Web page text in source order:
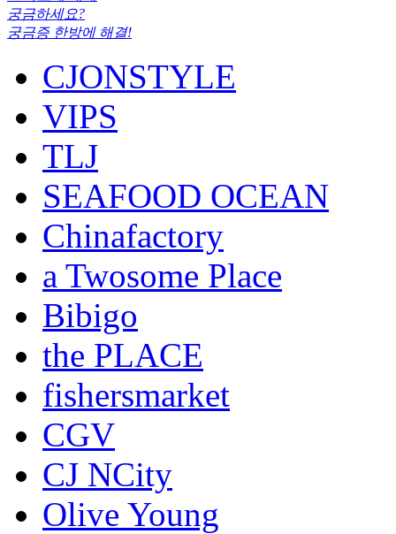
궁금하세요?
궁금증 한방에 해결!
CJONSTYLE
VIPS
TLJ
SEAFOOD OCEAN
Chinafactory
a Twosome Place
Bibigo
the PLACE
fishersmarket
CGV
CJ NCity
Olive Young